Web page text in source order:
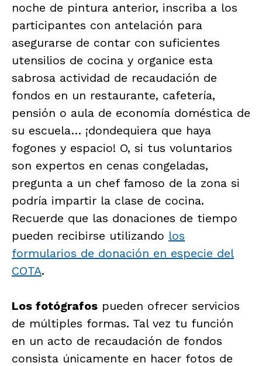
noche de pintura anterior, inscriba a los
participantes con antelación para
asegurarse de contar con suficientes
utensilios de cocina y organice esta
sabrosa actividad de recaudación de
fondos en un restaurante, cafetería,
pensión o aula de economía doméstica de
su escuela… ¡dondequiera que haya
fogones y espacio! O, si tus voluntarios
son expertos en cenas congeladas,
pregunta a un chef famoso de la zona si
podría impartir la clase de cocina.
Recuerde que las donaciones de tiempo
pueden recibirse utilizando los
formularios de donación en especie del
COTA.
Los fotógrafos pueden ofrecer servicios
de múltiples formas. Tal vez tu función
en un acto de recaudación de fondos
consista únicamente en hacer fotos de